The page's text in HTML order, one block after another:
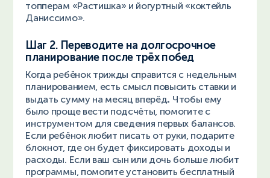
топперам «Растишка» и йогуртный «коктейль
Даниссимо».
Шаг 2. Переводите на долгосрочное
планирование после трёх побед
Когда ребёнок трижды справится с недельным
планированием, есть смысл повысить ставки и
выдать сумму на месяц вперёд. Чтобы ему
было проще вести подсчёты, помогите с
инструментом для сведения первых балансов.
Если ребёнок любит писать от руки, подарите
блокнот, где он будет фиксировать доходы и
расходы. Если ваш сын или дочь больше любит
программы, помогите установить бесплатный